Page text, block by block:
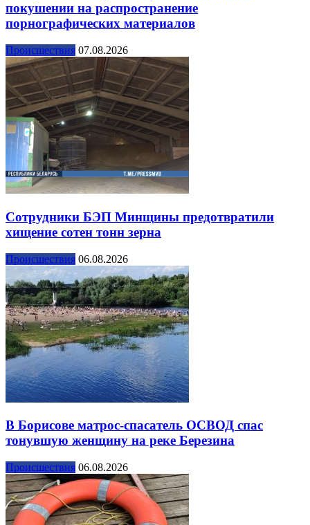
покушении на распространение
порнографических материалов
Происшествия 07.08.2026
Сотрудники БЭП Минщины предотвратили
хищение сотен тонн зерна
Происшествия 06.08.2026
В Борисове матрос-спасатель ОСВОД спас
тонувшую женщину на реке Березина
Происшествия 06.08.2026